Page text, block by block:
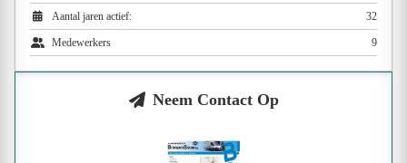
Aantal jaren actief: 32
Medewerkers 9
Neem Contact Op